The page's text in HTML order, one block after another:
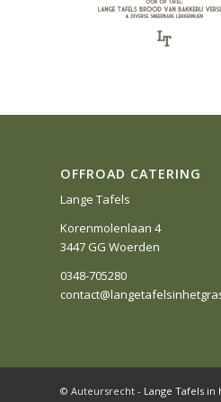
OFFROAD CATERING
Lange Tafels
Korenmolenlaan 4
3447 GG Woerden
0348-705280
© Auteursrecht - Lange Tafels in